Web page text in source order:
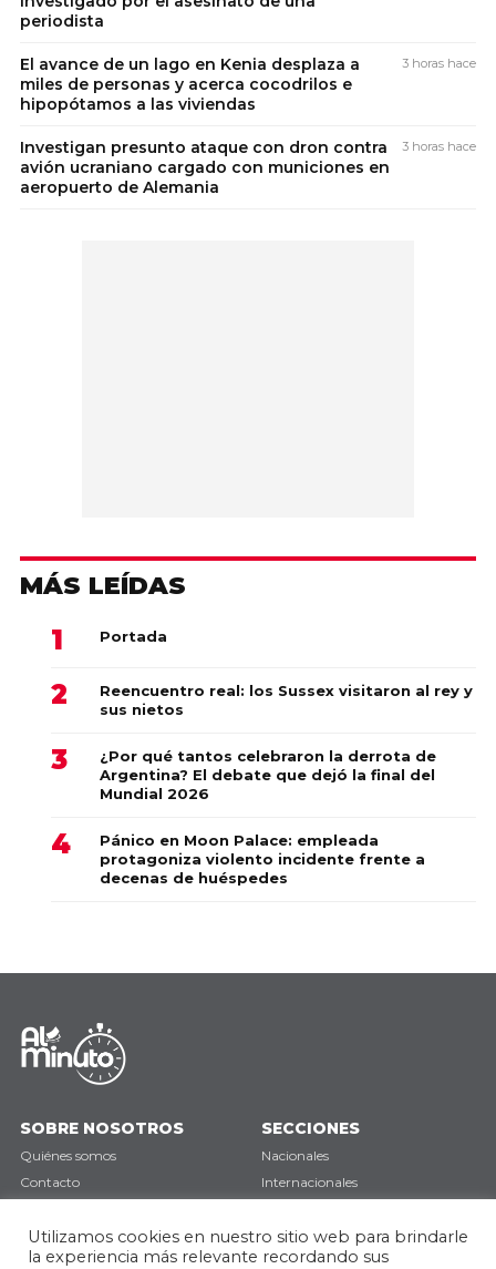
periodista
El avance de un lago en Kenia desplaza a
miles de personas y acerca cocodrilos e
hipopótamos a las viviendas
3 horas hace
Investigan presunto ataque con dron contra
avión ucraniano cargado con municiones en
aeropuerto de Alemania
3 horas hace
MÁS LEÍDAS
Portada
Reencuentro real: los Sussex visitaron al rey y
sus nietos
¿Por qué tantos celebraron la derrota de
Argentina? El debate que dejó la final del
Mundial 2026
Pánico en Moon Palace: empleada
protagoniza violento incidente frente a
decenas de huéspedes
SOBRE NOSOTROS
Quiénes somos
Contacto
SECCIONES
Nacionales
Internacionales
Opinión
Utilizamos cookies en nuestro sitio web para brindarle
la experiencia más relevante recordando sus